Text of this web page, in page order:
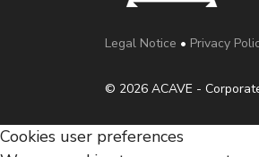
Legal Notice • Privacy
© 2026 ACAVE -
Cookies user preferences